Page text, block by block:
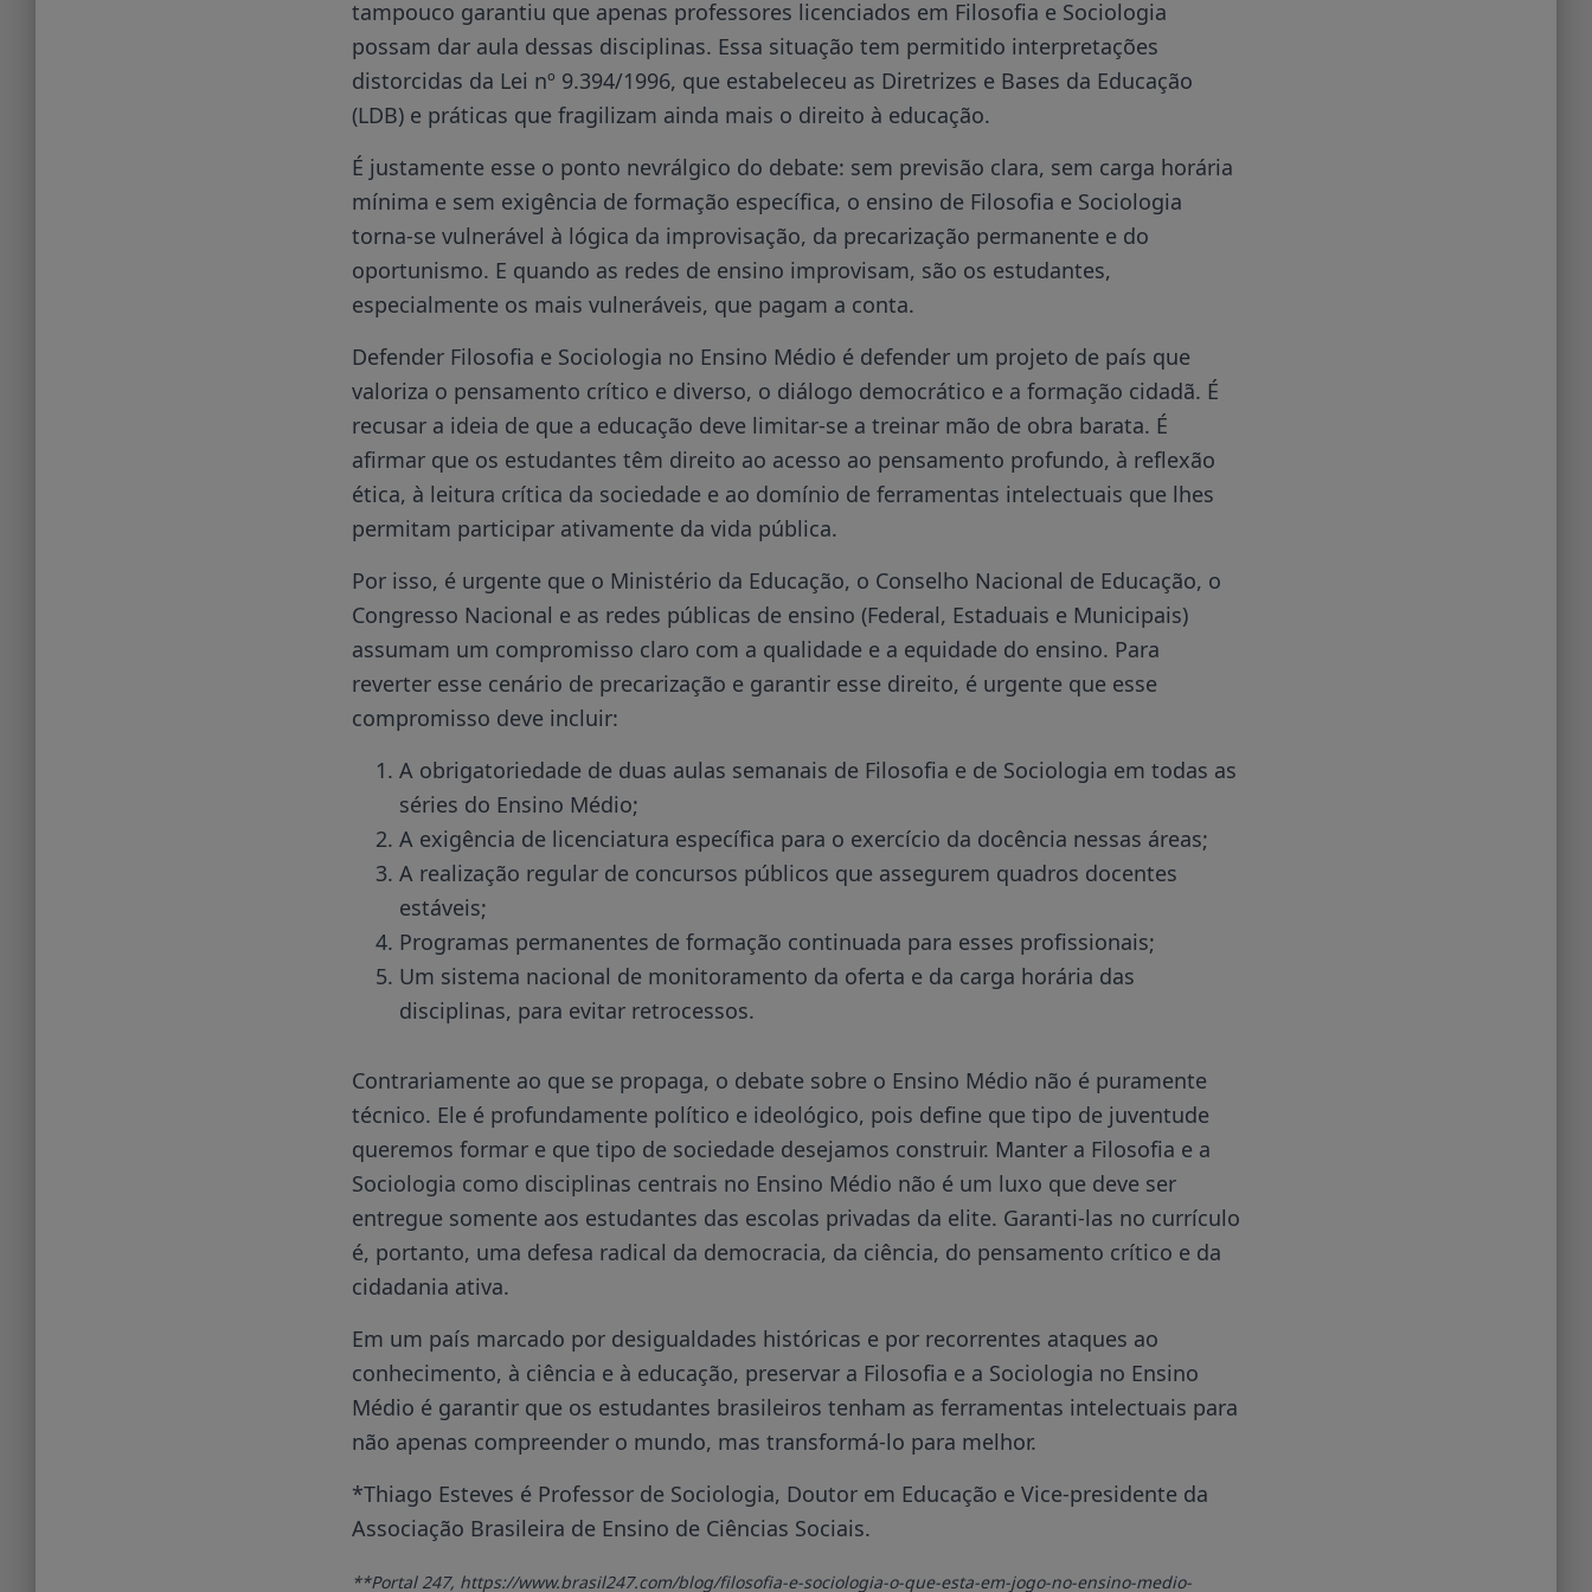
tampouco garantiu que apenas professores licenciados em Filosofia e Sociologia
possam dar aula dessas disciplinas. Essa situação tem permitido interpretações
distorcidas da Lei nº 9.394/1996, que estabeleceu as Diretrizes e Bases da Educação
(LDB) e práticas que fragilizam ainda mais o direito à educação.
É justamente esse o ponto nevrálgico do debate: sem previsão clara, sem carga horária
mínima e sem exigência de formação específica, o ensino de Filosofia e Sociologia
torna-se vulnerável à lógica da improvisação, da precarização permanente e do
oportunismo. E quando as redes de ensino improvisam, são os estudantes,
especialmente os mais vulneráveis, que pagam a conta.
Defender Filosofia e Sociologia no Ensino Médio é defender um projeto de país que
valoriza o pensamento crítico e diverso, o diálogo democrático e a formação cidadã. É
recusar a ideia de que a educação deve limitar-se a treinar mão de obra barata. É
afirmar que os estudantes têm direito ao acesso ao pensamento profundo, à reflexão
ética, à leitura crítica da sociedade e ao domínio de ferramentas intelectuais que lhes
permitam participar ativamente da vida pública.
Por isso, é urgente que o Ministério da Educação, o Conselho Nacional de Educação, o
Congresso Nacional e as redes públicas de ensino (Federal, Estaduais e Municipais)
assumam um compromisso claro com a qualidade e a equidade do ensino. Para
reverter esse cenário de precarização e garantir esse direito, é urgente que esse
compromisso deve incluir:
A obrigatoriedade de duas aulas semanais de Filosofia e de Sociologia em todas as
séries do Ensino Médio;
A exigência de licenciatura específica para o exercício da docência nessas áreas;
A realização regular de concursos públicos que assegurem quadros docentes
estáveis;
Programas permanentes de formação continuada para esses profissionais;
Um sistema nacional de monitoramento da oferta e da carga horária das
disciplinas, para evitar retrocessos.
Contrariamente ao que se propaga, o debate sobre o Ensino Médio não é puramente
técnico. Ele é profundamente político e ideológico, pois define que tipo de juventude
queremos formar e que tipo de sociedade desejamos construir. Manter a Filosofia e a
Sociologia como disciplinas centrais no Ensino Médio não é um luxo que deve ser
entregue somente aos estudantes das escolas privadas da elite. Garanti-las no currículo
é, portanto, uma defesa radical da democracia, da ciência, do pensamento crítico e da
cidadania ativa.
Em um país marcado por desigualdades históricas e por recorrentes ataques ao
conhecimento, à ciência e à educação, preservar a Filosofia e a Sociologia no Ensino
Médio é garantir que os estudantes brasileiros tenham as ferramentas intelectuais para
não apenas compreender o mundo, mas transformá-lo para melhor.
*Thiago Esteves é Professor de Sociologia, Doutor em Educação e Vice-presidente da
Associação Brasileira de Ensino de Ciências Sociais.
**Portal 247, https://www.brasil247.com/blog/filosofia-e-sociologia-o-que-esta-em-jogo-no-ensino-medio-